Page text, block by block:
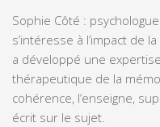
Sophie Côté : p
s’intéresse à l’impact de
a développé une
thérapeutique de la
cohérence, l’enseigne,
écrit sur le sujet.